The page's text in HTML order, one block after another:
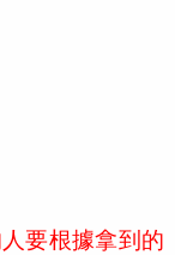
要根據拿到的